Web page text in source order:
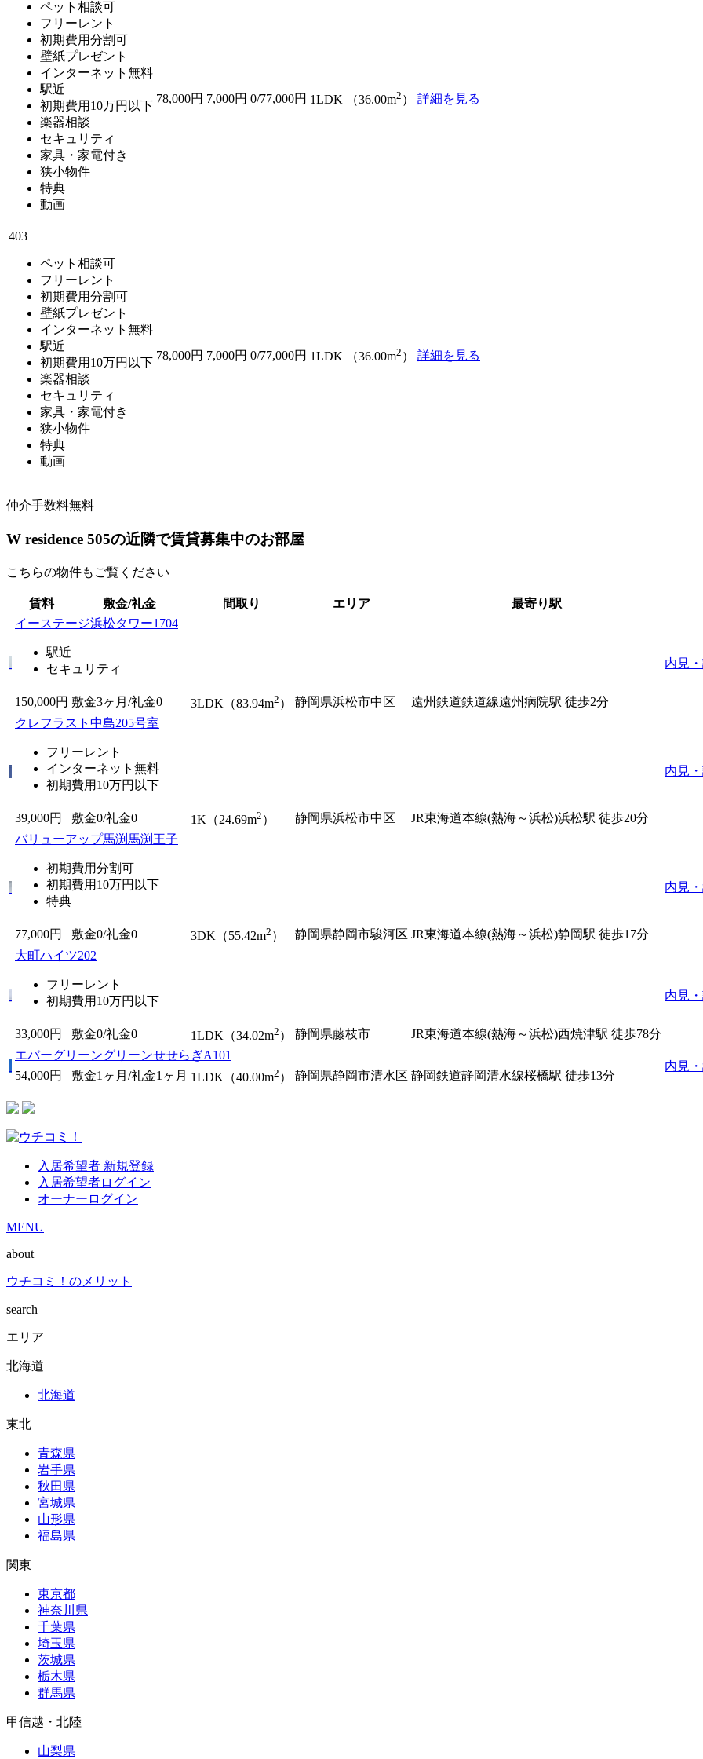
ペット相談可
フリーレント
初期費用分割可
壁紙プレゼント
インターネット無料
駅近
初期費用10万円以下
楽器相談
セキュリティ
家具・家電付き
狭小物件
特典
動画
78,000円 7,000円 0/77,000円 1LDK （36.00m2 ） 詳細を見る
403
ペット相談可
フリーレント
初期費用分割可
壁紙プレゼント
インターネット無料
駅近
初期費用10万円以下
楽器相談
セキュリティ
家具・家電付き
狭小物件
特典
動画
78,000円 7,000円 0/77,000円 1LDK （36.00m2 ） 詳細を見る
仲介手数料無料
W residence 505の近隣で賃貸募集中のお部屋
こちらの物件もご覧ください
賃料 敷金/礼金 間取り エリア
最寄り駅
イーステージ浜松タワー1704
駅近
セキュリティ
内見
150,000円 敷金3ヶ月/礼金0 3LDK（83.94m2 ） 静岡県浜松市中区
遠州鉄道鉄道線遠州病院駅 徒歩2分
クレフラスト中島205号室
フリーレント
インターネット無料
初期費用10万円以下
内見
39,000円 敷金0/礼金0 1K（24.69m2 ） 静岡県浜松市中区
JR東海道本線(熱海～浜松)浜松駅 徒歩20分
バリューアップ馬渕馬渕王子
初期費用分割可
初期費用10万円以下
特典
内見
77,000円 敷金0/礼金0 3DK（55.42m2 ） 静岡県静岡市駿河区 JR東海道本線(熱海～浜松)静岡駅 徒歩17分
大町ハイツ202
フリーレント
初期費用10万円以下
内見
33,000円 敷金0/礼金0 1LDK（34.02m2 ） 静岡県藤枝市
JR東海道本線(熱海～浜松)西焼津駅 徒歩78分
エバーグリーングリーンせせらぎA101
内見
54,000円 敷金1ヶ月/礼金1ヶ月 1LDK（40.00m2 ） 静岡県静岡市清水区 静岡鉄道静岡清水線桜橋駅 徒歩13分
入居希望者 新規登録
入居希望者ログイン
オーナーログイン
MENU
about
ウチコミ！のメリット
search
エリア
北海道
北海道
東北
青森県
岩手県
秋田県
宮城県
山形県
福島県
関東
東京都
神奈川県
千葉県
埼玉県
茨城県
栃木県
群馬県
甲信越・北陸
山梨県